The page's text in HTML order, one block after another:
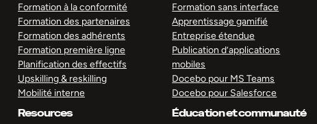
Formation à la conformité
Formation des partenaires
Formation des adhérents
Formation première ligne
Planification des effectifs
Upskilling & reskilling
Mobilité interne
Resources
Formation sans interface
Apprentissage gamifié
Entreprise étendue
Publication d’applications
mobiles
Docebo pour MS Teams
Docebo pour Salesforce
Éducation et communauté